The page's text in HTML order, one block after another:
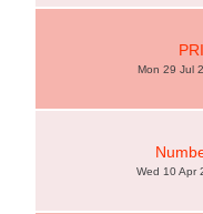
Mon 29 Jul
Wed 10 Apr